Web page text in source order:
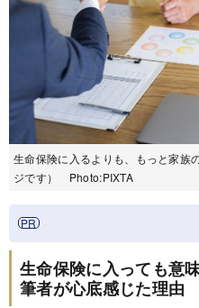
生命保険に入るよりも、もっと家族
ジです） Photo:PIXTA
生命保険に入っても意
筆者が心底感じた理由